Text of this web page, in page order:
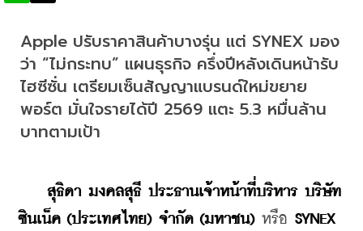
Apple ปรับราคาสินค้าบางรุ่น แต่ SYNEX มอง
ว่า “ไม่กระทบ” แผนธุรกิจ ครึ่งปีหลังเดินหน้ารับ
ไฮซีซั่น เตรียมเซ็นสัญญาแบรนด์ใหม่ขยาย
พอร์ต มั่นใจรายได้ปี 2569 แตะ 5.3 หมื่นล้าน
บาทตามเป้า
สุธิดา มงคลสุธี ประธานเจ้าหน้าที่บริหาร บริษัท
ซินเน็ค (ประเทศไทย) จำกัด (มหาชน) หรือ SYNEX